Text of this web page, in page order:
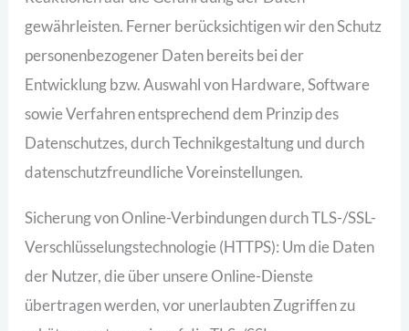
gewährleisten. Ferner berücksichtigen wir den Schutz
personenbezogener Daten bereits bei der
Entwicklung bzw. Auswahl von Hardware, Software
sowie Verfahren entsprechend dem Prinzip des
Datenschutzes, durch Technikgestaltung und durch
datenschutzfreundliche Voreinstellungen.
Sicherung von Online-Verbindungen durch TLS-/SSL-
Verschlüsselungstechnologie (HTTPS): Um die Daten
der Nutzer, die über unsere Online-Dienste
übertragen werden, vor unerlaubten Zugriffen zu